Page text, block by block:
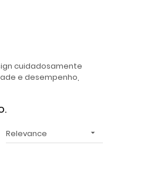
cuidadosamente
e desempenho,
Relevance 